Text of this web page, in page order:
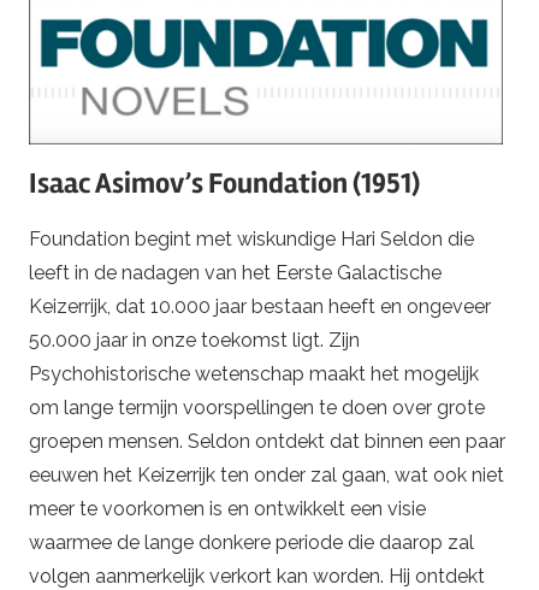
Isaac Asimov’s Foundation (1951)
Foundation begint met wiskundige Hari Seldon die
leeft in de nadagen van het Eerste Galactische
Keizerrijk, dat 10.000 jaar bestaan heeft en ongeveer
50.000 jaar in onze toekomst ligt. Zijn
Psychohistorische wetenschap maakt het mogelijk
om lange termijn voorspellingen te doen over grote
groepen mensen. Seldon ontdekt dat binnen een paar
eeuwen het Keizerrijk ten onder zal gaan, wat ook niet
meer te voorkomen is en ontwikkelt een visie
waarmee de lange donkere periode die daarop zal
volgen aanmerkelijk verkort kan worden. Hij ontdekt